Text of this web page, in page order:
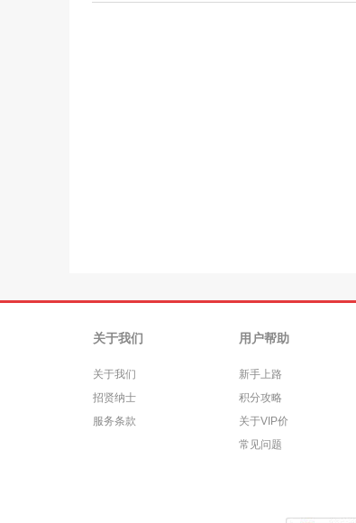
关于我们
关于我们
招贤纳士
服务条款
用户帮助
新手上路
积分攻略
关于VIP价
常见问题